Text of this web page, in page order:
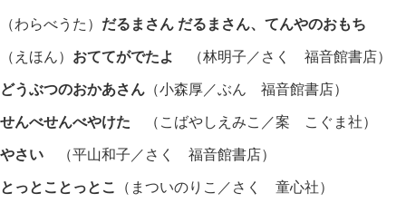
（わらべうた） だるまさん だるまさん、てんやのおもち
（えほん） おててがでたよ （林明子／さく 福音館書店）
どうぶつのおかあさん （小森厚／ぶん 福音館書店）
せんべせんべやけた （こばやしえみこ／案 こぐま社）
やさい （平山和子／さく 福音館書店）
とっとことっとこ （まついのりこ／さく 童心社）